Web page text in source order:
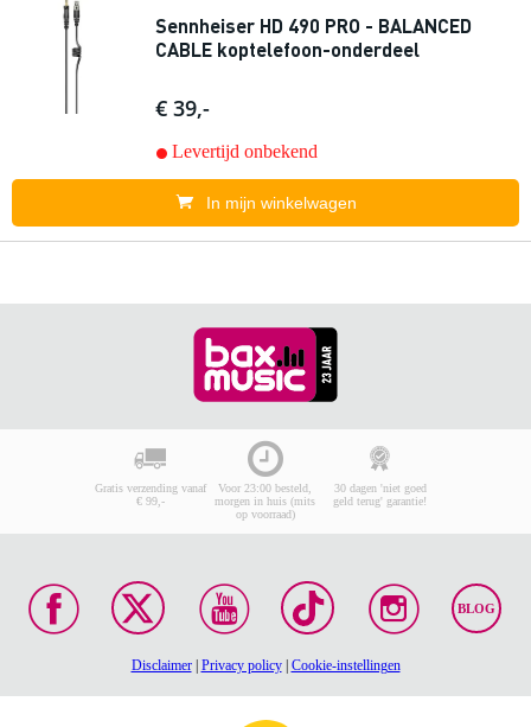
Sennheiser HD 490 PRO - BALANCED
CABLE koptelefoon-onderdeel
€ 39,-
Levertijd onbekend
In mijn winkelwagen
Gratis verzending vanaf
€ 99,-
Voor 23:00 besteld,
morgen in huis (mits
op voorraad)
30 dagen 'niet goed
geld terug' garantie!
BLOG
Disclaimer| Privacy policy| Cookie-instellingen